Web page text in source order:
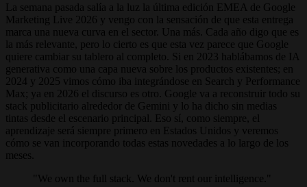
La semana pasada salía a la luz la última edición EMEA de Google
Marketing Live 2026 y vengo con la sensación de que esta entrega
marca una nueva curva en el sector. Una más. Cada año digo que es
la más relevante, pero lo cierto es que esta vez parece que Google
quiere cambiar su tablero al completo. Si en 2023 hablábamos de IA
generativa como una capa nueva sobre los productos existentes; en
2024 y 2025 vimos cómo iba integrándose en Search y Performance
Max; ya en 2026 el discurso es otro. Google va a reconstruir todo su
stack publicitario alrededor de Gemini y lo ha dicho sin medias
tintas desde el escenario principal. Eso sí, como siempre, el
aprendizaje será siempre primero en Estados Unidos y veremos
cómo se van incorporando todas estas novedades a lo largo de los
meses.
"We own the full stack. We don't rent our intelligence."